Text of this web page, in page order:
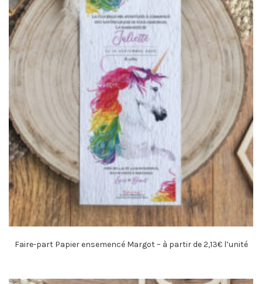
Faire-part Papier ensemencé Margot – à partir de 2,13€ l’unité